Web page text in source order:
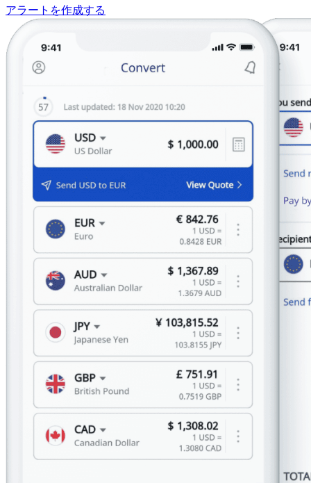
アラートを作成する